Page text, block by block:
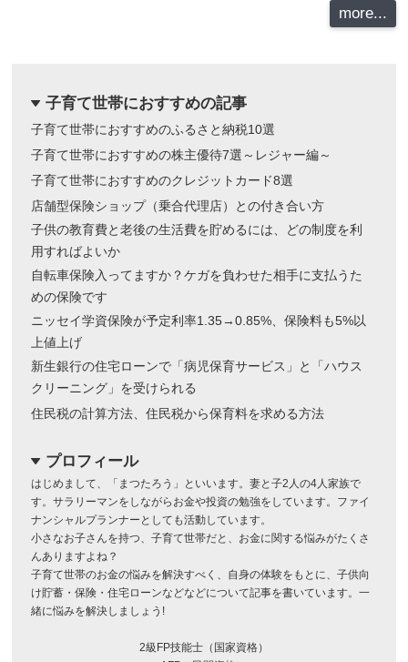
more...
dropdown 子育て世帯におすすめの記事
子育て世帯におすすめのふるさと納税10選
子育て世帯におすすめの株主優待7選～レジャー編～
子育て世帯におすすめのクレジットカード8選
店舗型保険ショップ（乗合代理店）との付き合い方
子供の教育費と老後の生活費を貯めるには、どの制度を利
用すればよいか
自転車保険入ってますか？ケガを負わせた相手に支払うた
めの保険です
ニッセイ学資保険が予定利率1.35→0.85%、保険料も5%以
上値上げ
新生銀行の住宅ローンで「病児保育サービス」と「ハウス
クリーニング」を受けられる
住民税の計算方法、住民税から保育料を求める方法
dropdown プロフィール
はじめまして、「まつたろう」といいます。妻と子2人の4人家族で
す。サラリーマンをしながらお金や投資の勉強をしています。ファイ
ナンシャルプランナーとしても活動しています。
小さなお子さんを持つ、子育て世帯だと、お金に関する悩みがたくさ
んありますよね？
子育て世帯のお金の悩みを解決すべく、自身の体験をもとに、子供向
け貯蓄・保険・住宅ローンなどなどについて記事を書いています。一
緒に悩みを解決しましょう!
2級FP技能士（国家資格）